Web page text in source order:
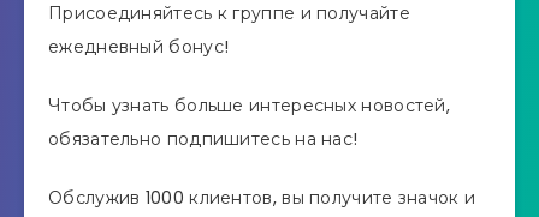
Присоединяйтесь к группе и получайте
ежедневный бонус!
Чтобы узнать больше интересных новостей,
обязательно подпишитесь на нас!
Обслужив 1000 клиентов, вы получите значок и